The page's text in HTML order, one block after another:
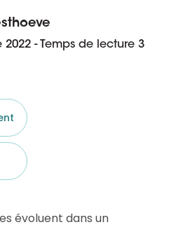
- Temps de lecture 3
évoluent dans un